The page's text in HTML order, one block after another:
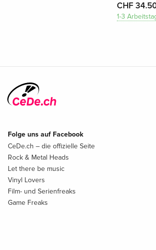
CHF
1-3
Folge uns auf Facebook
CeDe.ch – die offizielle Seite
Rock & Metal Heads
Let there be music
Vinyl Lovers
Film- und Serienfreaks
Game Freaks